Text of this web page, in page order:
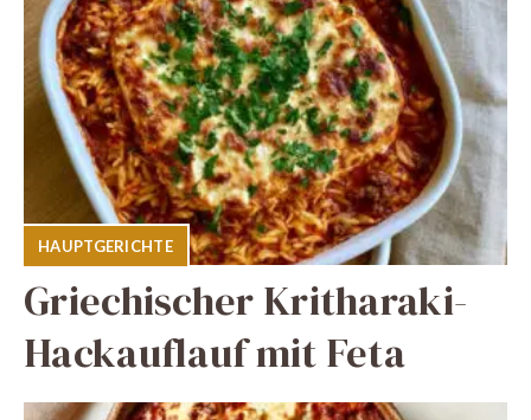
HAUPTGERICHTE
Griechischer Kritharaki-
Hackauflauf mit Feta